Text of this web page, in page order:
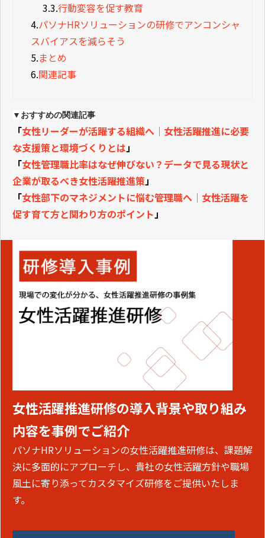
3.3.行動変容を促す教育
4.パソナHRソリューションの研修でアンコンシャ
スバイアスを減らそう
5.まとめ
6.関連記事
▼おすすめの関連記事
「女性リーダーが活躍する組織へ｜女性活躍推進に必要
な支援策と環境づくりとは」
「女性管理職比率はなぜ伸びない？データで見る現状と
企業が取るべき女性活躍推進策」
「女性部下のマネジメントに悩む管理職へ｜女性活躍を
促す育て方と関わり方のポイント」
女性活躍推進研修の導入背景や取り組み
内容を事例でご紹介
パソナHRソリューションの女性活躍推進研修は、課題解
決に多面的にアプローチし、貴社の女性活躍方針や職場
風土に寄り添ってカスタマイズ研修をご提供いたしま
す。